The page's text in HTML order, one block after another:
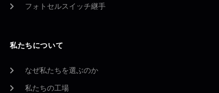
フォトセルスイッチ継手
私たちについて
なぜ私たちを選ぶのか
私たちの工場